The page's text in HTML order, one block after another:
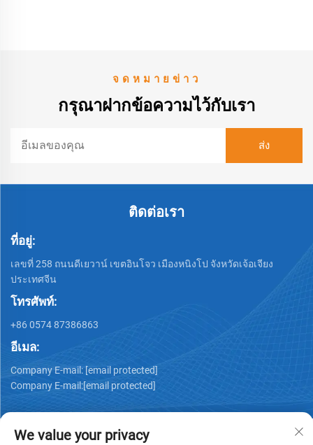
จดหมายข่าว
กรุณาฝากข้อความไว้กับเรา
ติดต่อเรา
ที่อยู่:
เลขที่ 258 ถนนดีเยวาน์ เขตอินโจว เมืองหนิงโป จังหวัดเจ้อเจียง
ประเทศจีน
โทรศัพท์:
+86 0574 87386863
อีเมล:
Company E-mail: [email protected]
Company E-mail:[email protected]
We value your privacy